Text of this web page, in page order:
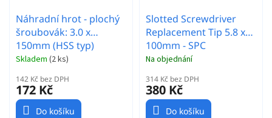
Náhradní hrot - plochý
šroubovák: 3.0 x
150mm (HSS typ)
Skladem (2 ks)
142 Kč bez DPH
172 Kč
Do košíku
Slotted Screwdriver
Replacement Tip 5.8 x
100mm - SPC
Na objednání
314 Kč bez DPH
380 Kč
Do košíku